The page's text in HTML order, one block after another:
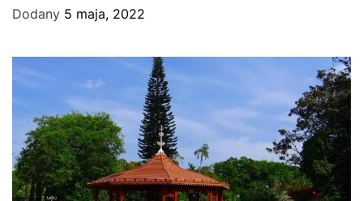
Dodany 5 maja, 2022